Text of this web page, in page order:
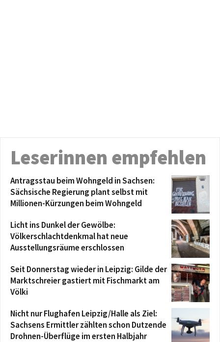
Leserinnen empfehlen
Antragsstau beim Wohngeld in Sachsen:
Sächsische Regierung plant selbst mit
Millionen-Kürzungen beim Wohngeld
Licht ins Dunkel der Gewölbe:
Völkerschlachtdenkmal hat neue
Ausstellungsräume erschlossen
Seit Donnerstag wieder in Leipzig: Gilde der
Marktschreier gastiert mit Fischmarkt am
Völki
Nicht nur Flughafen Leipzig/Halle als Ziel:
Sachsens Ermittler zählten schon Dutzende
Drohnen-Überflüge im ersten Halbjahr